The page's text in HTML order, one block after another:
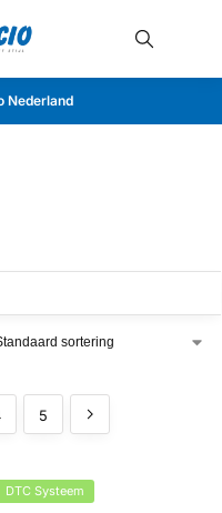
Nederland
5
DTC Systeem